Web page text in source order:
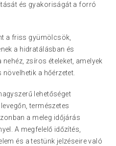
és gyakoriságát a forró
a friss gyümölcsök,
a hidratálásban és
nehéz, zsíros ételeket, amelyek
a hőérzetet.
lehetőséget
természetes
a meleg időjárás
A megfelelő időzítés,
és a testünk jelzéseire való